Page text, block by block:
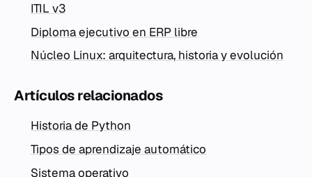
ITIL v3
Diploma ejecutivo en ERP libre
Núcleo Linux: arquitectura, historia y evolución
Artículos relacionados
Historia de Python
Tipos de aprendizaje automático
Sistema operativo